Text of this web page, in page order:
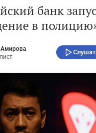
банк
в